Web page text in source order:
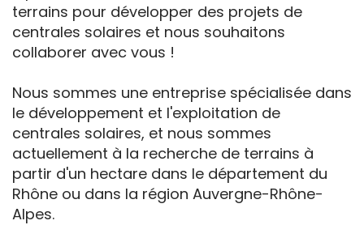
terrains pour développer des projets de
centrales solaires et nous souhaitons
collaborer avec vous !
Nous sommes une entreprise spécialisée dans
le développement et l'exploitation de
centrales solaires, et nous sommes
actuellement à la recherche de terrains à
partir d'un hectare dans le département du
Rhône ou dans la région Auvergne-Rhône-
Alpes.